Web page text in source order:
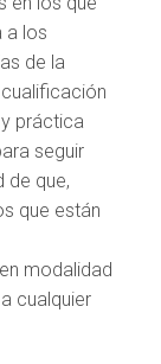
a los
de la
práctica
seguir
de que,
que están
modalidad
cualquier